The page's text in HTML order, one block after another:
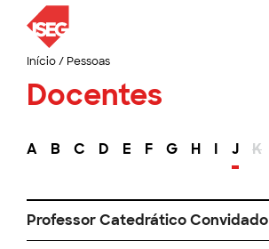
Início/ Pessoas
Docentes
A B C D E F G H I J K
Professor Catedrático Convidado